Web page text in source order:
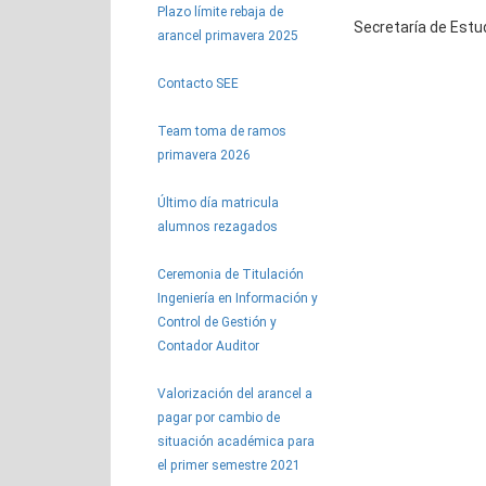
Plazo límite rebaja de
arancel primavera 2025
Contacto SEE
Team toma de ramos
primavera 2026
Último día matricula
alumnos rezagados
Ceremonia de Titulación
Ingeniería en Información y
Control de Gestión y
Contador Auditor
Valorización del arancel a
pagar por cambio de
situación académica para
el primer semestre 2021
Secretaría de